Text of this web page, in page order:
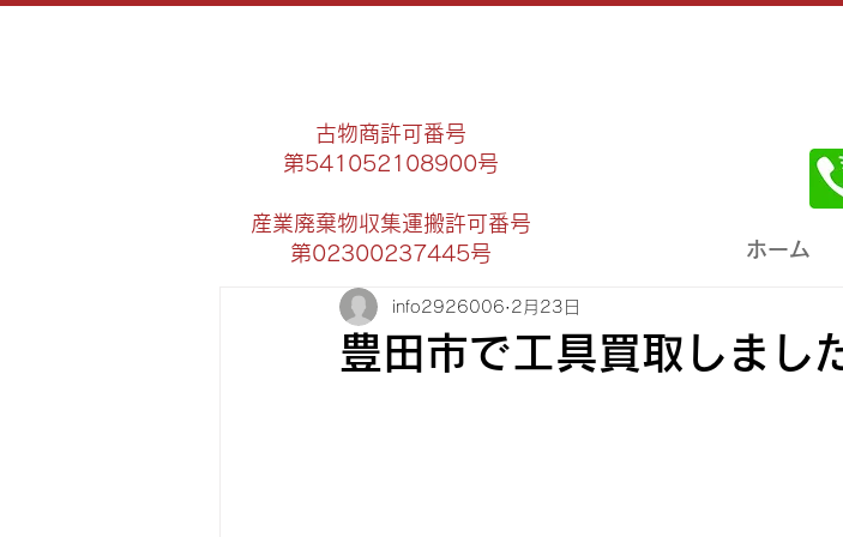
古物商許可番号
第541052108900号
​産業廃棄物収集運搬許可番号
第02300237445号
ホーム
豊田市で工具買取しまし
info2926006 2月23日